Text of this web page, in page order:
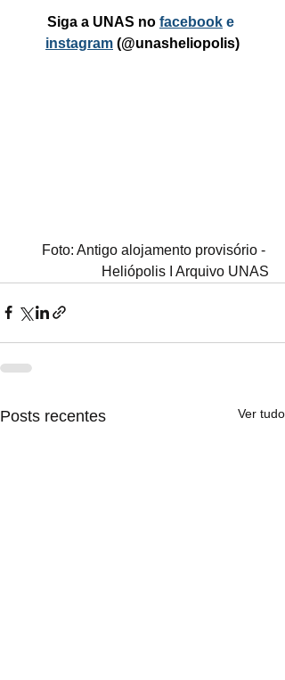
Siga a UNAS no facebook e
instagram (@unasheliopolis)
Foto: Antigo alojamento provisório -
Heliópolis I Arquivo UNAS
Posts recentes Ver tudo